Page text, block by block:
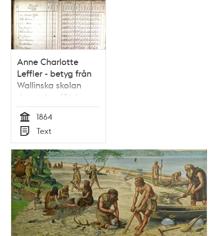
Relaterade
poster
och
teman
Anne Charlotte
Leffler - betyg från
Wallinska skolan
december 1864
Tid
1864
Typ
Text